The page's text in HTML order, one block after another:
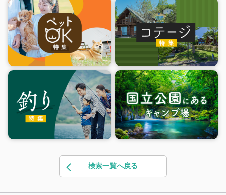
検索一覧へ戻る